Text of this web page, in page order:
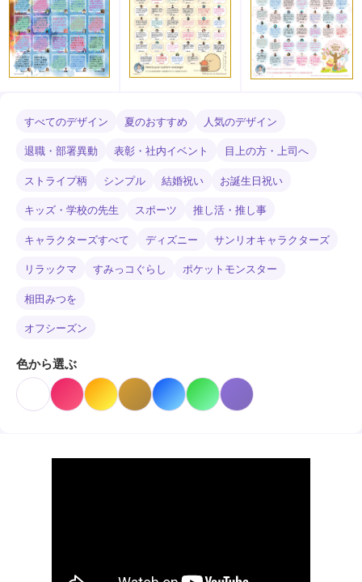
すべてのデザイン 夏のおすすめ
人気のデザイン
退職・部署異動
表彰・社内イベント
目上の方・上司へ
ストライプ柄
シンプル 結婚祝い
お誕生日祝い
キッズ・学校の先生
スポーツ
推し活・推し事
キャラクターズすべて
ディズニー
サンリオキャラクターズ
リラックマ
すみっコぐらし
ポケットモンスター
相田みつを
オフシーズン
色から選ぶ